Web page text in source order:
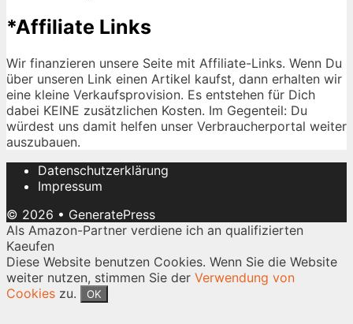
*Affiliate Links
Wir finanzieren unsere Seite mit Affiliate-Links. Wenn Du
über unseren Link einen Artikel kaufst, dann erhalten wir
eine kleine Verkaufsprovision. Es entstehen für Dich
dabei KEINE zusätzlichen Kosten. Im Gegenteil: Du
würdest uns damit helfen unser Verbraucherportal weiter
auszubauen.
Datenschutzerklärung
Impressum
© 2026 • GeneratePress
Als Amazon-Partner verdiene ich an qualifizierten
Kaeufen
Diese Website benutzen Cookies. Wenn Sie die Website
weiter nutzen, stimmen Sie der Verwendung von
Cookies zu. OK